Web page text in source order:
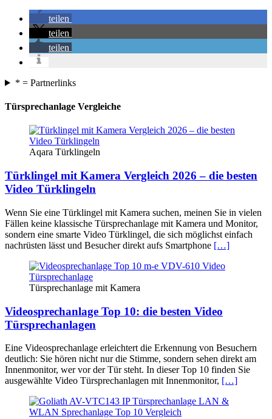
teilen
teilen
teilen
* = Partnerlinks
Türsprechanlage Vergleiche
Aqara Türklingeln
Türklingel mit Kamera Vergleich 2026 – die besten
Video Türklingeln
Wenn Sie eine Türklingel mit Kamera suchen, meinen Sie in vielen
Fällen keine klassische Türsprechanlage mit Kamera und Monitor,
sondern eine smarte Video Türklingel, die sich möglichst einfach
nachrüsten lässt und Besucher direkt aufs Smartphone […]
Türsprechanlage mit Kamera
Videosprechanlage Top 10: die besten Video
Türsprechanlagen
Eine Videosprechanlage erleichtert die Erkennung von Besuchern
deutlich: Sie hören nicht nur die Stimme, sondern sehen direkt am
Innenmonitor, wer vor der Tür steht. In dieser Top 10 finden Sie
ausgewählte Video Türsprechanlagen mit Innenmonitor, […]